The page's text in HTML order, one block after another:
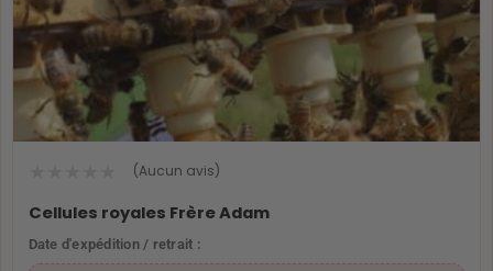
(Aucun avis)
Cellules royales Frère Adam
Date d'expédition / retrait :